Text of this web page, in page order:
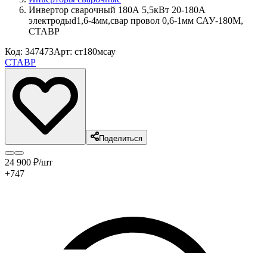
Инвертор сварочный 180А 5,5кВт 20-180А
электродыd1,6-4мм,свар провол 0,6-1мм САУ-180М,
СТАВР
Код: 347473Арт: ст180мсау
СТАВР
Поделиться
24 900 ₽/шт
+747